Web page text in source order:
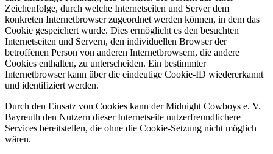
Zeichenfolge, durch welche Internetseiten und Server dem
konkreten Internetbrowser zugeordnet werden können, in dem das
Cookie gespeichert wurde. Dies ermöglicht es den besuchten
Internetseiten und Servern, den individuellen Browser der
betroffenen Person von anderen Internetbrowsern, die andere
Cookies enthalten, zu unterscheiden. Ein bestimmter
Internetbrowser kann über die eindeutige Cookie-ID wiedererkannt
und identifiziert werden.
Durch den Einsatz von Cookies kann der Midnight Cowboys e. V.
Bayreuth den Nutzern dieser Internetseite nutzerfreundlichere
Services bereitstellen, die ohne die Cookie-Setzung nicht möglich
wären.